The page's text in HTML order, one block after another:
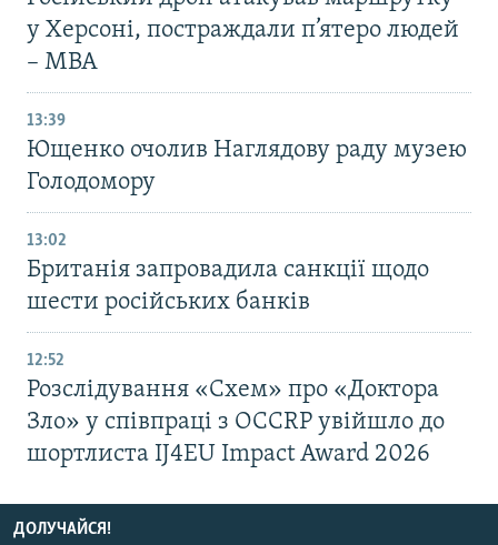
у Херсоні, постраждали п’ятеро людей
– МВА
13:39
Ющенко очолив Наглядову раду музею
Голодомору
13:02
Британія запровадила санкції щодо
шести російських банків
12:52
Розслідування «Схем» про «Доктора
Зло» у співпраці з OCCRP увійшло до
шортлиста IJ4EU Impact Award 2026
ДОЛУЧАЙСЯ!